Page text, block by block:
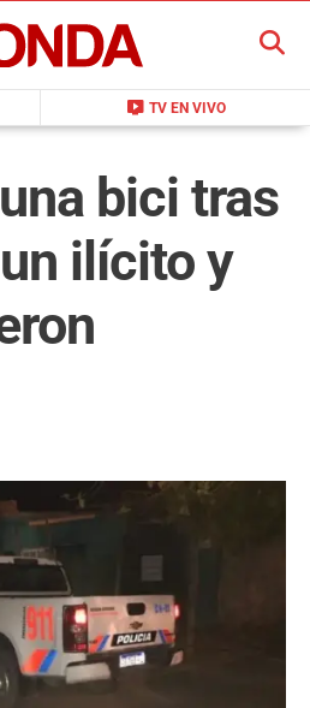
live_tv TV EN VIVO
BUSCAR
bici tras
ilícito y